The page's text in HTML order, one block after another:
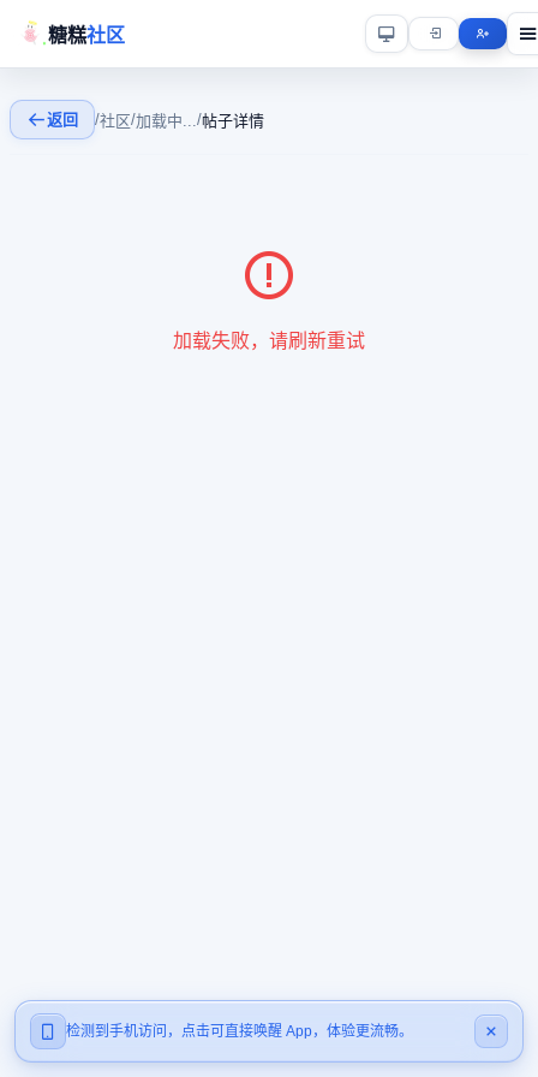
糖糕社区
检测到手机访问，点击可直接唤醒 App，体验更流畅。
返回 /社区/加载中.../帖子详情
加载失败，请刷新重试